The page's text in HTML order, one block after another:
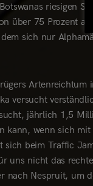
riesigen
über 75 Prozent
sich nur
versucht
jährlich 1,5
kann, wenn sich
sich beim Traffic
uns nicht das
nach Nespruit, um